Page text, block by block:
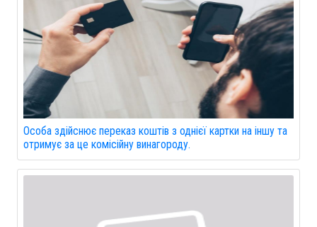
Особа здійснює переказ коштів з однієї картки на іншу та
отримує за це комісійну винагороду.